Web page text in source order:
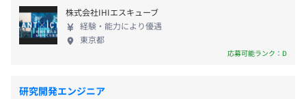
●ハッカソン
自主的にチームを組み、ハッカソンに参加。（Microsoft
のハッカソンではグランプリを受賞しています！）
年1回（7月）
8.6日
前事業年度の育児休業取得者数／出産者数
男性24人/28人
株式会社IHIエスキューブ
経験・能力により優遇
東京都
応募可能ランク：D
研究開発エンジニア